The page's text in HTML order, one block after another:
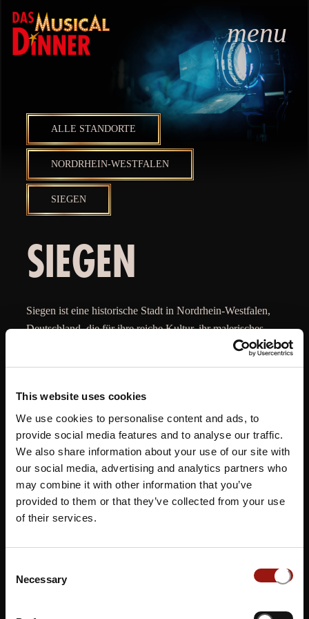
This website uses cookies
We use cookies to personalise content and ads, to
provide social media features and to analyse our traffic.
We also share information about your use of our site with
our social media, advertising and analytics partners who
may combine it with other information that you’ve
provided to them or that they’ve collected from your use
of their services.
Selection
Necessary
menu
ALLE STANDORTE
NORDRHEIN-WESTFALEN
SIEGEN
SIEGEN
Siegen ist eine historische Stadt in Nordrhein-Westfalen,
Deutschland, die für ihre reiche Kultur, ihr malerisches
Stadtbild und ihre grünen Landschaften bekannt ist. Das
Musical Dinner Siegen in der
Erlebnis, bei dem sie von talentierten Künstlern mit Live-
Musik und Gesang unterhalten werden, während sie eine
exquisite Auswahl an kulinarischen Köstlichkeiten
genießen. In der einladenden Atmosphäre des Restaurants
können die Besucher eine vielfältige musikalische Reise
erleben, die verschiedene Genres und Hits aus beliebten
Musicals umfasst, und dabei gleichzeitig die
um den Gästen einen unvergesslichen Abend voller Musik